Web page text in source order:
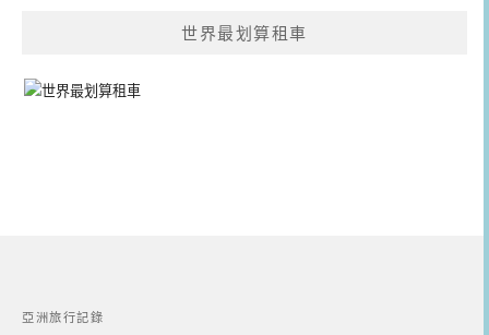
世界最划算租車
亞洲旅行記錄